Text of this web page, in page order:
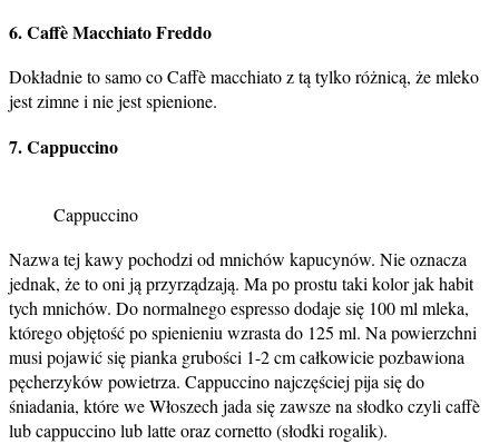
6. Caffè Macchiato Freddo
Dokładnie to samo co Caffè macchiato z tą tylko różnicą, że mleko
jest zimne i nie jest spienione.
7. Cappuccino
Cappuccino
Nazwa tej kawy pochodzi od mnichów kapucynów. Nie oznacza
jednak, że to oni ją przyrządzają. Ma po prostu taki kolor jak habit
tych mnichów. Do normalnego espresso dodaje się 100 ml mleka,
którego objętość po spienieniu wzrasta do 125 ml. Na powierzchni
musi pojawić się pianka grubości 1-2 cm całkowicie pozbawiona
pęcherzyków powietrza. Cappuccino najczęściej pija się do
śniadania, które we Włoszech jada się zawsze na słodko czyli caffè
lub cappuccino lub latte oraz cornetto (słodki rogalik).